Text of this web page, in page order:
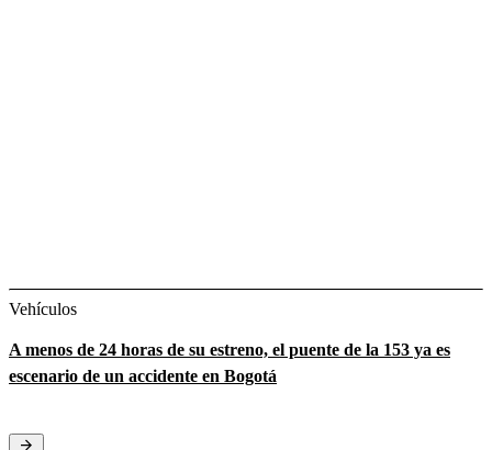
Vehículos
A menos de 24 horas de su estreno, el puente de la 153 ya es
escenario de un accidente en Bogotá